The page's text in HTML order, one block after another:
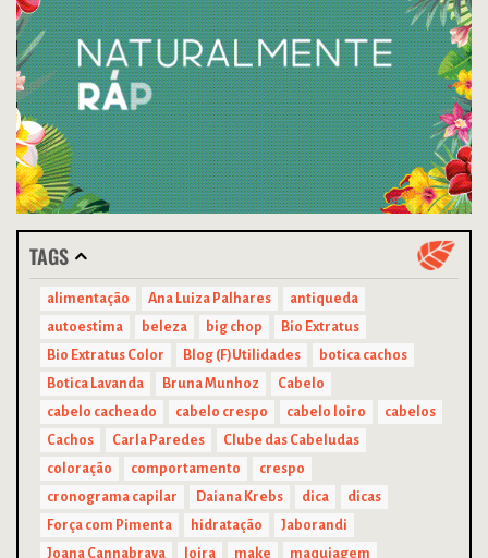
TAGS
alimentação Ana Luiza Palhares
antiqueda
autoestima
beleza big chop
Bio Extratus
Bio Extratus Color
Blog (F)Utilidades
botica cachos
Botica Lavanda
Bruna Munhoz
Cabelo
cabelo cacheado
cabelo crespo cabelo loiro
cabelos
Cachos
Carla Paredes
Clube das Cabeludas
coloração
comportamento
crespo
cronograma capilar
Daiana Krebs dica
dicas
Força com Pimenta
hidratação
Jaborandi
Joana Cannabrava
loira make maquiagem